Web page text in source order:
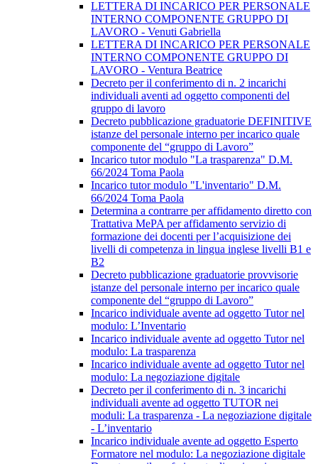
LETTERA DI INCARICO PER PERSONALE
INTERNO COMPONENTE GRUPPO DI
LAVORO - Venuti Gabriella
LETTERA DI INCARICO PER PERSONALE
INTERNO COMPONENTE GRUPPO DI
LAVORO - Ventura Beatrice
Decreto per il conferimento di n. 2 incarichi
individuali aventi ad oggetto componenti del
gruppo di lavoro
Decreto pubblicazione graduatorie DEFINITIVE
istanze del personale interno per incarico quale
componente del “gruppo di Lavoro”
Incarico tutor modulo "La trasparenza" D.M.
66/2024 Toma Paola
Incarico tutor modulo "L'inventario" D.M.
66/2024 Toma Paola
Determina a contrarre per affidamento diretto con
Trattativa MePA per affidamento servizio di
formazione dei docenti per l’acquisizione dei
livelli di competenza in lingua inglese livelli B1 e
B2
Decreto pubblicazione graduatorie provvisorie
istanze del personale interno per incarico quale
componente del “gruppo di Lavoro”
Incarico individuale avente ad oggetto Tutor nel
modulo: L’Inventario
Incarico individuale avente ad oggetto Tutor nel
modulo: La trasparenza
Incarico individuale avente ad oggetto Tutor nel
modulo: La negoziazione digitale
Decreto per il conferimento di n. 3 incarichi
individuali avente ad oggetto TUTOR nei
moduli: La trasparenza - La negoziazione digitale
- L’inventario
Incarico individuale avente ad oggetto Esperto
Formatore nel modulo: La negoziazione digitale